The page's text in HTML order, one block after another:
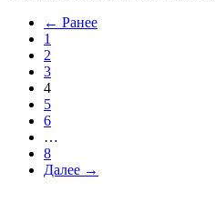
← Ранее
1
2
3
4
5
6
…
8
Далее →